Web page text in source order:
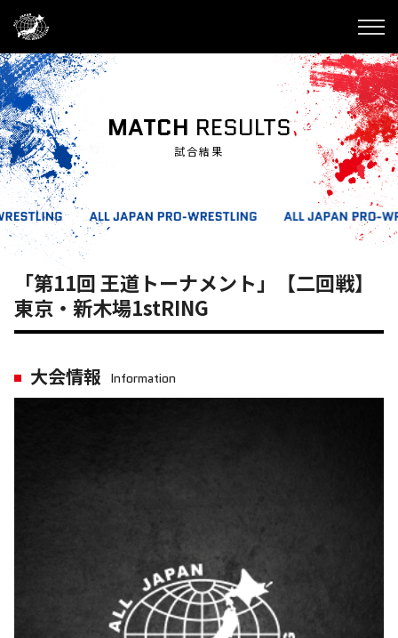
MATCH RESULTS
試合結果
「第11回 王道トーナメント」【二回戦】
東京・新木場1stRING
大会情報 Information